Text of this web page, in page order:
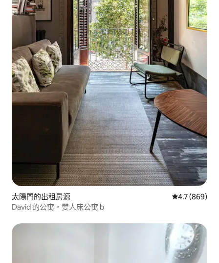
太陽門的出租房源 從 869 則評
4.7 (869)
David 的公寓，雙人床公寓 b